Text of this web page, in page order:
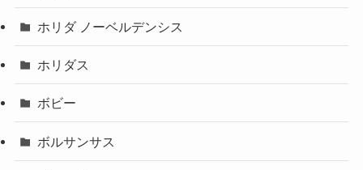
ホリダ ノーベルデンシス
ホリダス
ボビー
ボルサンサス